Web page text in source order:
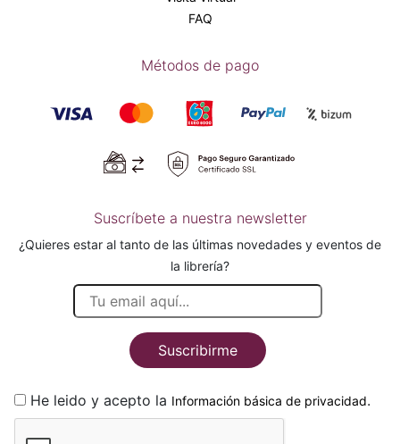
FAQ
Métodos de pago
Suscríbete a nuestra newsletter
¿Quieres estar al tanto de las últimas novedades y eventos de
la librería?
Suscribirme
He leido y acepto la Información básica de privacidad.